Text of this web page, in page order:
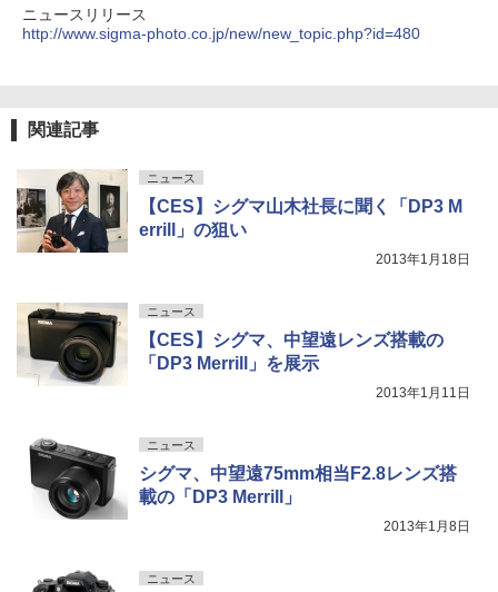
ニュースリリース
http://www.sigma-photo.co.jp/new/new_topic.php?id=480
関連記事
ニュース
【CES】シグマ山木社長に聞く「DP3 M
errill」の狙い
2013年1月18日
ニュース
【CES】シグマ、中望遠レンズ搭載の
「DP3 Merrill」を展示
2013年1月11日
ニュース
シグマ、中望遠75mm相当F2.8レンズ搭
載の「DP3 Merrill」
2013年1月8日
ニュース